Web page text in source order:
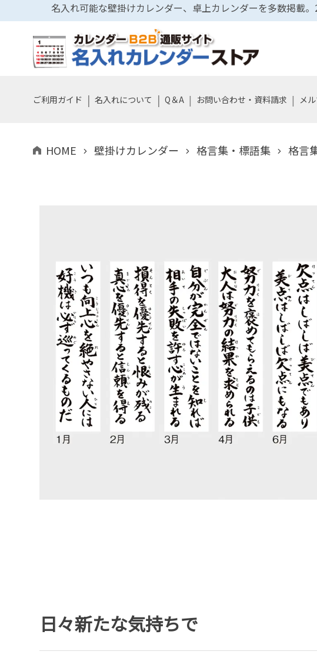
名入れ可能な壁掛けカレンダー、卓上カレンダーを多数掲載
ご利用ガイド | 名入れについて | Q＆A | お問い合わせ・資料請求 | メ
HOME 壁掛けカレンダー 格言集・標語集 格言
日々新たな気持ちで